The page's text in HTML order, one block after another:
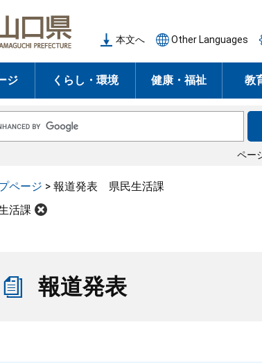
本文へ Other Languages
ジ くらし・環境 健康・福祉 教
ペー
ページ > 報道発表 県民生活課
活課
報道発表